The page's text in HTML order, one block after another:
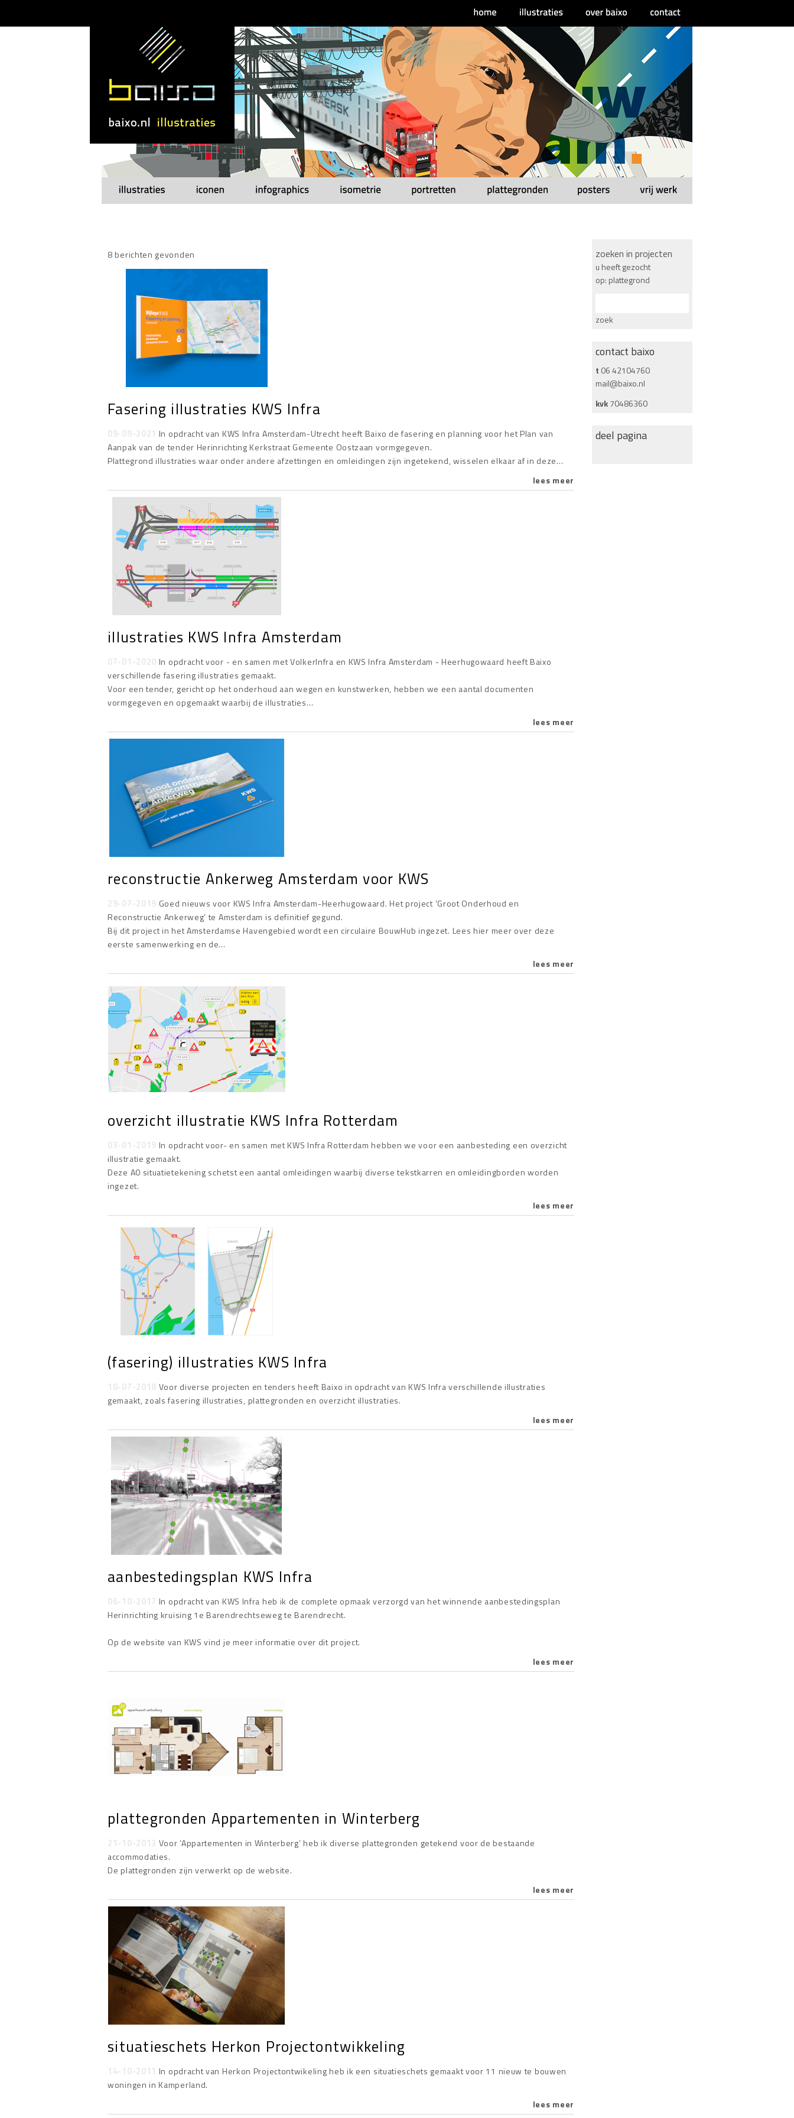
8 berichten gevonden
Fasering illustraties KWS Infra
In opdracht van KWS Infra Amsterdam-Utrecht heeft Baixo de fasering en planning voor het Plan van
Aanpak van de tender Herinrichting Kerkstraat Gemeente Oostzaan vormgegeven.
Plattegrond illustraties waar onder andere afzettingen en omleidingen zijn ingetekend, wisselen elkaar af in deze…
lees meer
illustraties KWS Infra Amsterdam
In opdracht voor - en samen met VolkerInfra en KWS Infra Amsterdam - Heerhugowaard heeft Baixo
verschillende fasering illustraties gemaakt.
Voor een tender, gericht op het onderhoud aan wegen en kunstwerken, hebben we een aantal documenten
vormgegeven en opgemaakt waarbij de illustraties…
lees meer
reconstructie Ankerweg Amsterdam voor KWS
Goed nieuws voor KWS Infra Amsterdam-Heerhugowaard. Het project ’Groot Onderhoud en
Reconstructie Ankerweg’ te Amsterdam is definitief gegund.
Bij dit project in het Amsterdamse Havengebied wordt een circulaire BouwHub ingezet. Lees hier meer over deze
eerste samenwerking en de…
lees meer
overzicht illustratie KWS Infra Rotterdam
In opdracht voor- en samen met KWS Infra Rotterdam hebben we voor een aanbesteding een overzicht
illustratie gemaakt.
Deze A0 situatietekening schetst een aantal omleidingen waarbij diverse tekstkarren en omleidingborden worden
ingezet.
lees meer
(fasering) illustraties KWS Infra
Voor diverse projecten en tenders heeft Baixo in opdracht van KWS Infra verschillende illustraties
gemaakt, zoals fasering illustraties, plattegronden en overzicht illustraties.
lees meer
aanbestedingsplan KWS Infra
In opdracht van KWS Infra heb ik de complete opmaak verzorgd van het winnende aanbestedingsplan
Herinrichting kruising 1e Barendrechtseweg te Barendrecht.
Op de website van KWS vind je meer informatie over dit project.
lees meer
plattegronden Appartementen in Winterberg
Voor ’Appartementen in Winterberg’ heb ik diverse plattegronden getekend voor de bestaande
accommodaties.
De plattegronden zijn verwerkt op de website.
lees meer
situatieschets Herkon Projectontwikkeling
In opdracht van Herkon Projectontwikeling heb ik een situatieschets gemaakt voor 11 nieuw te bouwen
woningen in Kamperland.
lees meer
zoeken in projecten
u heeft gezocht
op: plattegrond
zoek
contact baixo
t 06 42104760
mail@baixo.nl
kvk70486360
deel pagina